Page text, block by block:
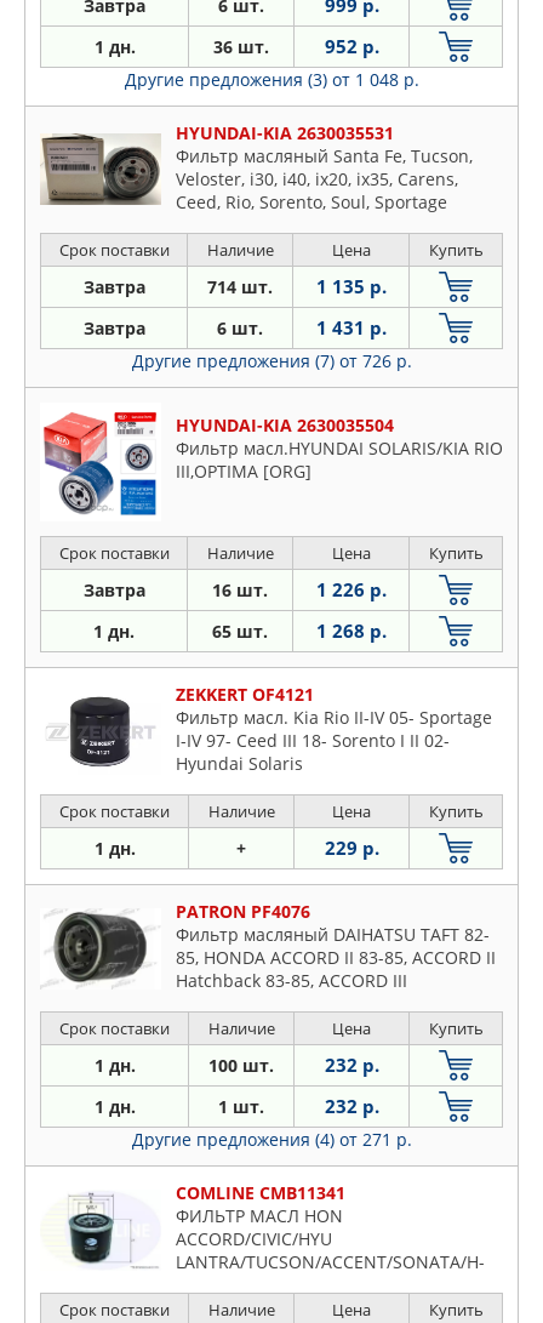
Завтра 6 шт.
1 дн. 36 шт. 952 р.
Другие предложения (3) от 1 048 р.
HYUNDAI-KIA 2630035531
Фильтр масляный Santa Fe, Tucson,
Veloster, i30, i40, ix20, ix35, Carens,
Ceed, Rio, Sorento, Soul, Sportage
Срок поставки Наличие Цена Купить
Завтра 714 шт. 1 135 р.
Завтра 6 шт. 1 431 р.
Другие предложения (7) от 726 р.
HYUNDAI-KIA 2630035504
Фильтр масл.HYUNDAI SOLARIS/KIA RIO
III,OPTIMA [ORG]
Срок поставки Наличие Цена Купить
Завтра 16 шт. 1 226 р.
1 дн. 65 шт. 1 268 р.
ZEKKERT OF4121
Фильтр масл. Kia Rio II-IV 05- Sportage
I-IV 97- Ceed III 18- Sorento I II 02-
Hyundai Solaris
Срок поставки Наличие Цена Купить
1 дн. + 229 р.
PATRON PF4076
Фильтр масляный DAIHATSU TAFT 82-
85, HONDA ACCORD II 83-85, ACCORD II
Hatchback 83-85, ACCORD III
Срок поставки Наличие Цена Купить
1 дн. 100 шт. 232 р.
1 дн. 1 шт. 232 р.
Другие предложения (4) от 271 р.
COMLINE CMB11341
ФИЛЬТР МАСЛ HON
ACCORD/CIVIC/HYU
LANTRA/TUCSON/ACCENT/SONATA/H-
Срок поставки Наличие Цена Купить